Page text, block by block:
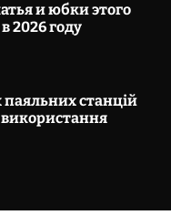
и юбки этого
2026 году
станцій